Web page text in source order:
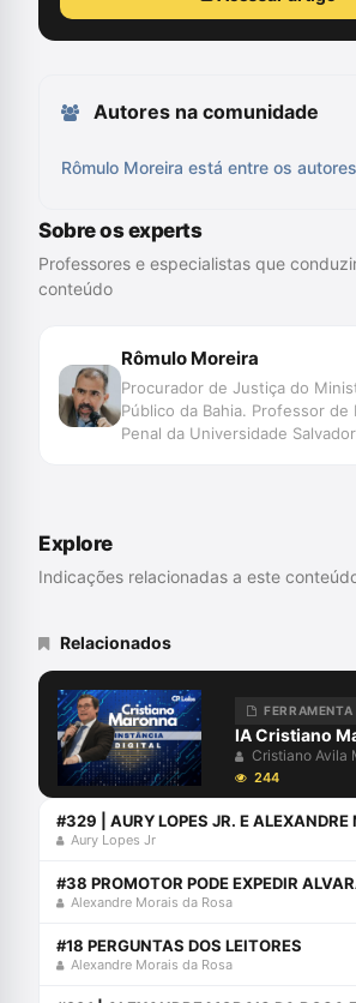
Autores na comunidade
Rômulo Moreira está entre os
Sobre os experts
Professores e especialistas que
conteúdo
Rômulo Moreira
Procurador de Justiça do
Público da Bahia. Professor de
Penal da Universidade
Explore
Indicações relacionadas a este
Relacionados
FERRAMENTA
IA Cristiano
Cristiano Avila
244
Aury Lopes Jr
Alexandre Morais da Rosa
#18 PERGUNTAS DOS LEITORES
Alexandre Morais da Rosa